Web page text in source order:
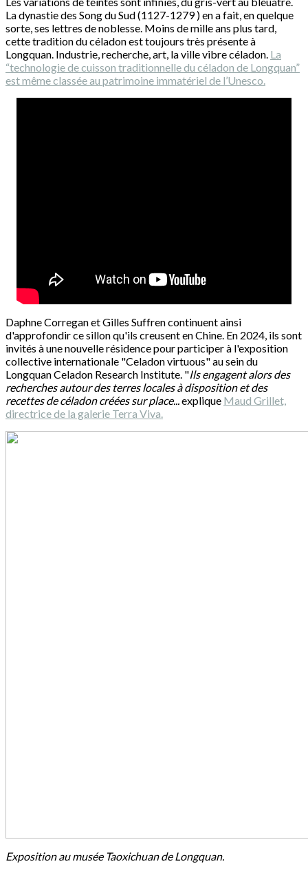
La dynastie des Song du Sud (1127-1279 ) en a fait, en quelque
sorte, ses lettres de noblesse. Moins de mille ans plus tard,
cette tradition du céladon est toujours très présente à
Longquan. Industrie, recherche, art, la ville vibre céladon. La
“technologie de cuisson traditionnelle du céladon de Longquan”
est même classée au patrimoine immatériel de l’Unesco.
Daphne Corregan et Gilles Suffren continuent ainsi
d'approfondir ce sillon qu'ils creusent en Chine. En 2024, ils sont
invités à une nouvelle résidence pour participer à l'exposition
collective internationale "Celadon virtuous" au sein du
Longquan Celadon Research Institute. "Ils engagent alors des
recherches autour des terres locales à disposition et des
recettes de céladon créées sur place...explique Maud Grillet,
directrice de la galerie Terra Viva.
Exposition au musée Taoxichuan de Longquan.